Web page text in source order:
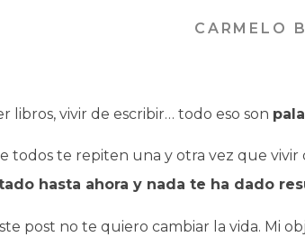
CARMELO
libros, vivir de escribir… todo eso son
todos te repiten una y otra vez que vivir
hasta ahora y nada te ha dado
post no te quiero cambiar la vida. Mi